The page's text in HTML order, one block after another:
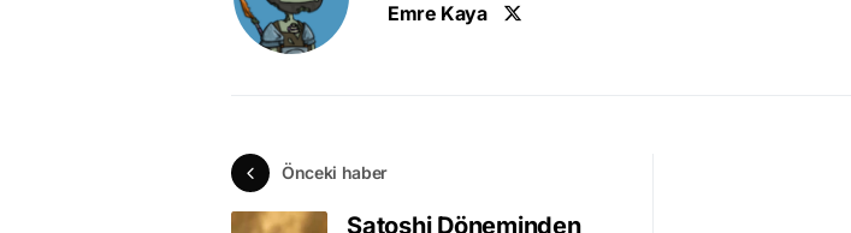
Emre Kaya
Önceki haber
Satoshi Döneminden